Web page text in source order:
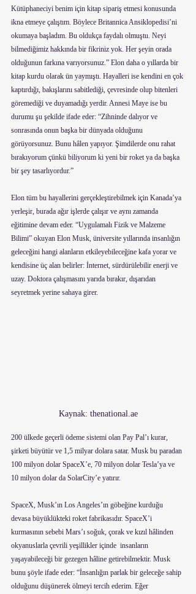
Kütüphaneciyi benim için kitap sipariş etmesi konusunda
ikna etmeye çalıştım. Böylece Britannica Ansiklopedisi’ni
okumaya başladım. Bu oldukça faydalı olmuştu. Neyi
bilmediğimiz hakkında bir fikriniz yok. Her şeyin orada
olduğunun farkına varıyorsunuz.” Elon daha o yıllarda bir
kitap kurdu olarak ün yaymıştı. Hayalleri ise kendini en çok
kaptırdığı, bakışlarını sabitlediği, çevresinde olup bitenleri
göremediği ve duyamadığı yerdir. Annesi Maye ise bu
durumu şu şekilde ifade eder: “Zihninde dalıyor ve
sonrasında onun başka bir dünyada olduğunu
görüyorsunuz. Bunu hâlen yapıyor. Şimdilerde onu rahat
bırakıyorum çünkü biliyorum ki yeni bir roket ya da başka
bir şey tasarlıyordur.”
Elon tüm bu hayallerini gerçekleştirebilmek için Kanada’ya
yerleşir, burada ağır işlerde çalışır ve aynı zamanda
eğitimine devam eder. “Uygulamalı Fizik ve Malzeme
Bilimi” okuyan Elon Musk, üniversite yıllarında insanlığın
geleceğini hangi alanların etkileyebileceğine kafa yorar ve
kendisine üç alan belirler: İnternet, sürdürülebilir enerji ve
uzay. Doktora çalışmasını yarıda bırakır, dışarıdan
seyretmek yerine sahaya girer.
Kaynak: thenational.ae
200 ülkede geçerli ödeme sistemi olan Pay Pal’ı kurar,
şirketi büyütür ve 1,5 milyar dolara satar. Musk bu paradan
100 milyon dolar SpaceX’e, 70 milyon dolar Tesla’ya ve
10 milyon dolar da SolarCity’e yatırır.
SpaceX, Musk’ın Los Angeles’ın göbeğine kurduğu
devasa büyüklükteki roket fabrikasıdır. SpaceX’i
kurmasının sebebi Mars’ı soğuk, çorak ve kızıl hâlinden
okyanuslarla çevrili yeşillikler içinde  insanların
yaşayabileceği bir gezegen hâline getirebilmektir. Musk
bunu şöyle ifade eder: “İnsanlığın parlak bir geleceğe sahip
olduğunu düşünerek ölmeyi tercih ederim. Eğer